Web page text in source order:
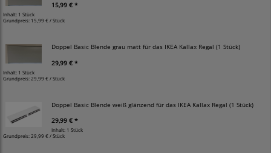
15,99 € *
Inhalt: 1 Stück
Grundpreis: 15,99 € / Stück
Doppel Basic Blende grau matt für das IKEA Kallax Regal (1 Stück)
29,99 € *
Inhalt: 1 Stück
Grundpreis: 29,99 € / Stück
Doppel Basic Blende weiß glänzend für das IKEA Kallax Regal (1 Stück)
29,99 € *
Inhalt: 1 Stück
Grundpreis: 29,99 € / Stück